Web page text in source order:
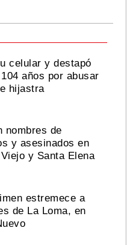
celular y destapó
años por abusar
hijastra
nombres de
y asesinados en
Viejo y Santa Elena
estremece a
de La Loma, en